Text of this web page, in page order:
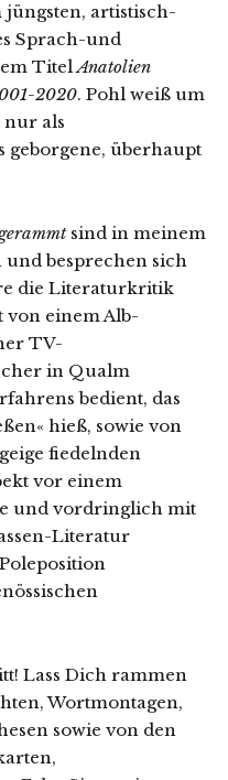
jüngsten, artistisch-
Sprach-und
TitelAnatolien
2020. Pohl weiß um
nur als
geborgene, überhaupt
sind in meinem
besprechen sich
die Literaturkritik
einem Alb-
TV-
in Qualm
bedient, das
hieß, sowie von
fiedelnden
vor einem
und vordringlich mit
Literatur
Lass Dich rammen
Wortmontagen,
sowie von den